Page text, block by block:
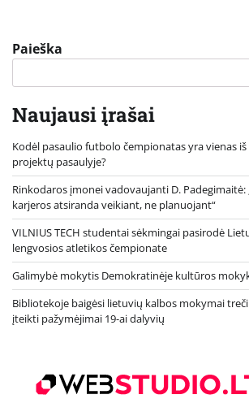
Paieška
Naujausi įrašai
Kodėl pasaulio futbolo čempionatas yra vienas
projektų pasaulyje?
Rinkodaros įmonei vadovaujanti D. Padegimaitė:
karjeros atsiranda veikiant, ne planuojant“
VILNIUS TECH studentai sėkmingai pasirodė
lengvosios atletikos čempionate
Galimybė mokytis Demokratinėje kultūros
Bibliotekoje baigėsi lietuvių kalbos mokymai
įteikti pažymėjimai 19-ai dalyvių